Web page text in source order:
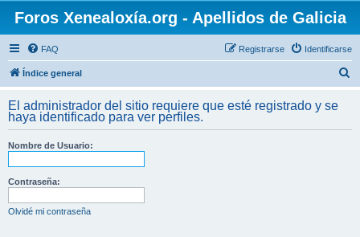
Foros Xenealoxía.org - Apellidos de Galicia
FAQ Identificarse
Registrarse
Índice general
c
El administrador del sitio requiere que esté registrado y se
haya identificado para ver perfiles.
Nombre de Usuario:
Contraseña:
Olvidé mi contraseña